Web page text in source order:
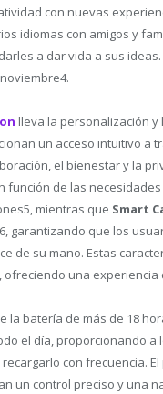
con nuevas
idiomas con amigos y
a dar vida a sus
4.
lleva la personalización
un acceso intuitivo a
el bienestar y la
función de las
5, mientras que Smart
6, garantizando que los
de su mano. Estas
ofreciendo una
la batería de más de 18
el día, proporcionando
con frecuencia.
un control preciso y una